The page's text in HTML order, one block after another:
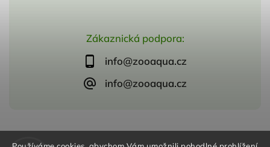
Zákaznická podpora:
info@zooaqua.cz
info@zooaqua.cz